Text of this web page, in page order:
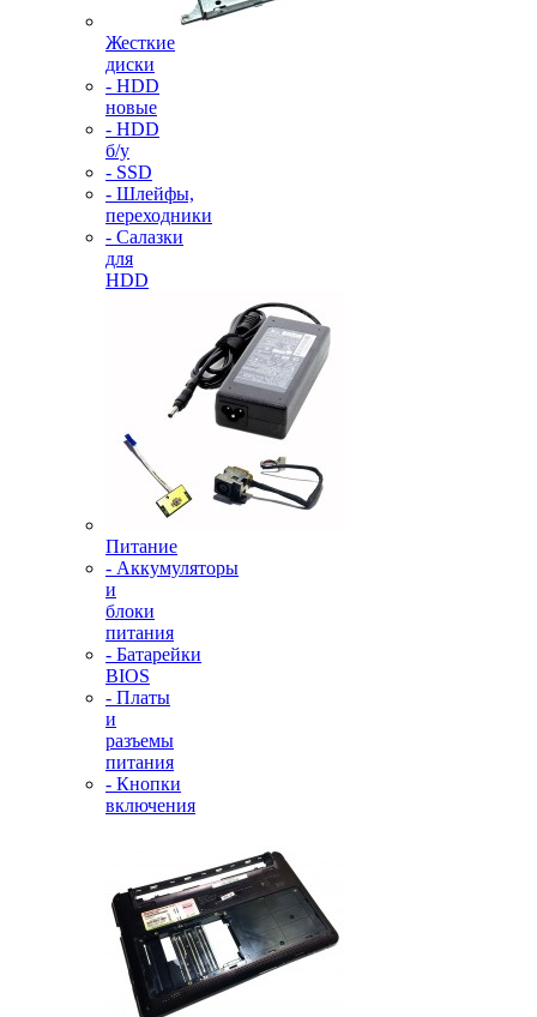
Жесткие
диски
- HDD
новые
- HDD
б/у
- SSD
- Шлейфы,
переходники
- Салазки
для
HDD
Питание
- Аккумуляторы
и
блоки
питания
- Батарейки
BIOS
- Платы
и
разъемы
питания
- Кнопки
включения